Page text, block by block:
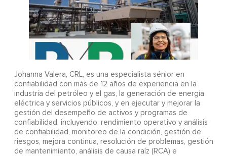
Johanna Valera, CRL, es una especialista sénior en
confiabilidad con más de 12 años de experiencia en la
industria del petróleo y el gas, la generación de energía
eléctrica y servicios públicos, y en ejecutar y mejorar la
gestión del desempeño de activos y programas de
confiabilidad, incluyendo: rendimiento operativo y análisis
de confiabilidad, monitoreo de la condición, gestión de
riesgos, mejora continua, resolución de problemas, gestión
de mantenimiento, análisis de causa raíz (RCA) e